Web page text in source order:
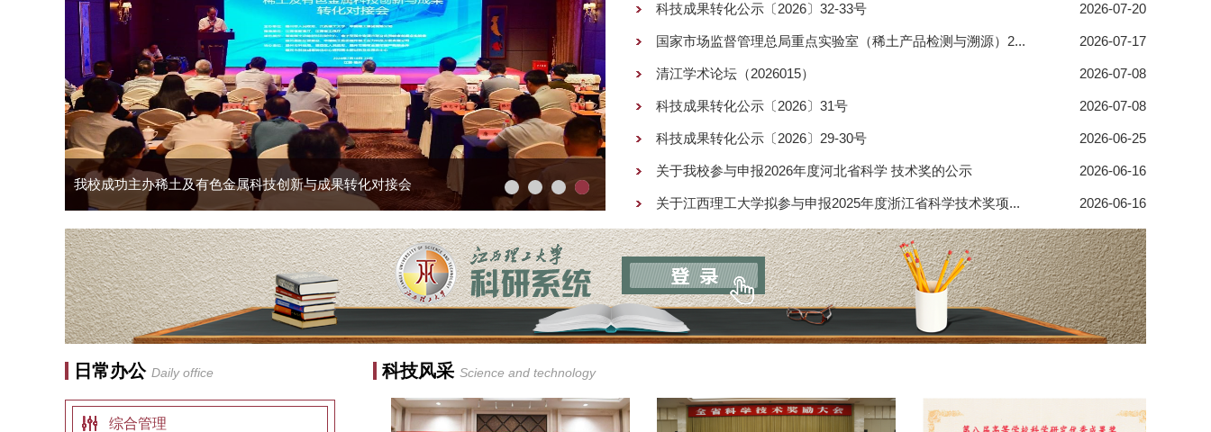
再创新高！一等奖全省第二！我校16项成果获省科学技术奖
我校主办中国稀金谷科技成果转化投融资路演暨 科技成果校企对...
有色金属专委会建言献策，赋能稀土资源综合回收利用产业新质...
我校成功主办稀土及有色金属科技创新与成果转化对接会
2026-07-20
科技成果转化公示〔2026〕32-33号
2026-07-17
国家市场监督管理总局重点实验室（稀土产品检测与溯源）2...
2026-07-08
清江学术论坛（2026015）
2026-07-08
科技成果转化公示〔2026〕31号
2026-06-25
科技成果转化公示〔2026〕29-30号
2026-06-16
关于我校参与申报2026年度河北省科学 技术奖的公示
2026-06-16
关于江西理工大学拟参与申报2025年度浙江省科学技术奖项...
日常办公 Daily office
综合管理
科技风采 Science and technology